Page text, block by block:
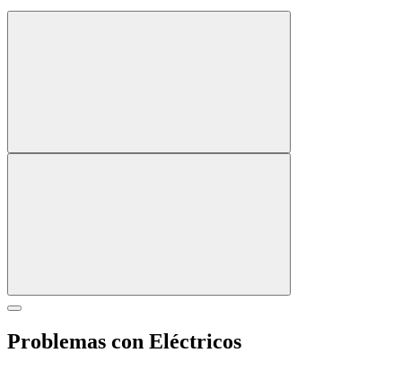
Problemas con Eléctricos